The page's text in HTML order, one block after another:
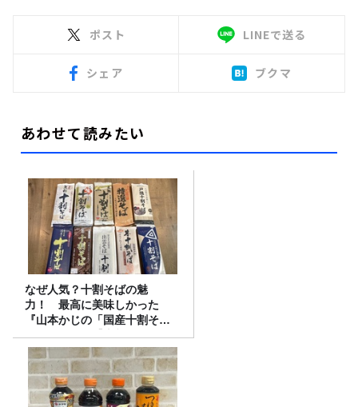
ポスト LINEで送る
シェア ブクマ
あわせて読みたい
なぜ人気？十割そばの魅
力！ 最高に美味しかった
『山本かじの「国産十割そ
ば」』とは？【十割そば10種
食べ比べ】